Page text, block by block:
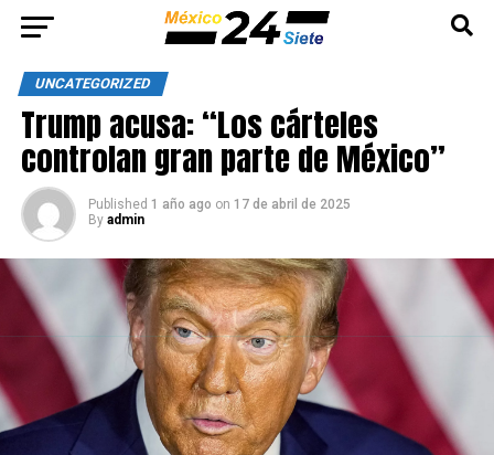
UNCATEGORIZED
Trump acusa: “Los cárteles
controlan gran parte de México”
Published 1 año ago on 17 de abril de 2025
By admin